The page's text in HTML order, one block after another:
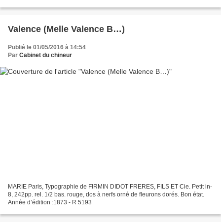
Valence (Melle Valence B…)
Publié le 01/05/2016 à 14:54
Par Cabinet du chineur
MARIE Paris, Typographie de FIRMIN DIDOT FRERES, FILS ET Cie. Petit in-
8, 242pp. rel. 1/2 bas. rouge, dos à nerfs orné de fleurons dorés. Bon état.
Année d’édition :1873 - R 5193